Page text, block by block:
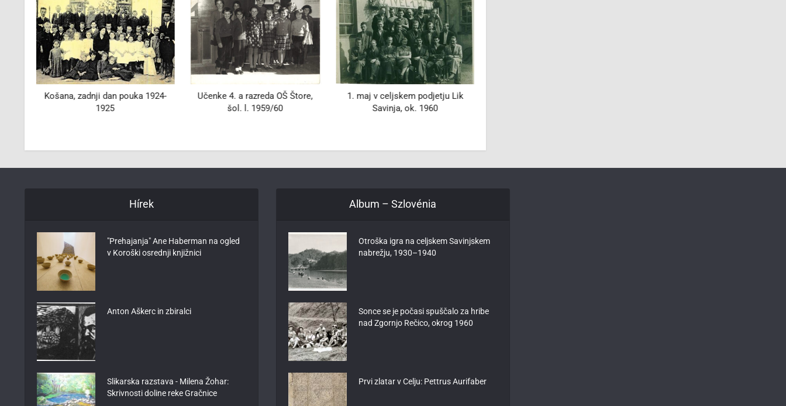
Košana, zadnji dan pouka 1924-
1925
Učenke 4. a razreda OŠ Štore,
šol. l. 1959/60
1. maj v celjskem podjetju Lik
Savinja, ok. 1960
Hírek
"Prehajanja" Ane Haberman na ogled
v Koroški osrednji knjižnici
Anton Aškerc in zbiralci
Slikarska razstava - Milena Žohar:
Skrivnosti doline reke Gračnice
Album – Szlovénia
Otroška igra na celjskem Savinjskem
nabrežju, 1930–1940
Sonce se je počasi spuščalo za hribe
nad Zgornjo Rečico, okrog 1960
Prvi zlatar v Celju: Pettrus Aurifaber